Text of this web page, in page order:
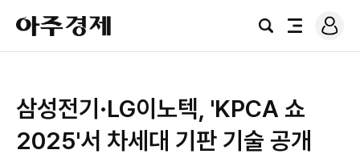
아
주
경
검
전
로
그
삼성전기·LG이노텍, 'KPCA 쇼
2025'서 차세대 기판 기술 공개